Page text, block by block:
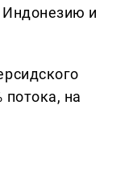
и
потока, на